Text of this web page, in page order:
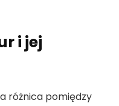
i jej
różnica pomiędzy